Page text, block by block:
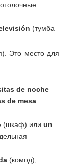
(тумба
Это место для
de noche
de mesa
(шкаф) или un
(комод),